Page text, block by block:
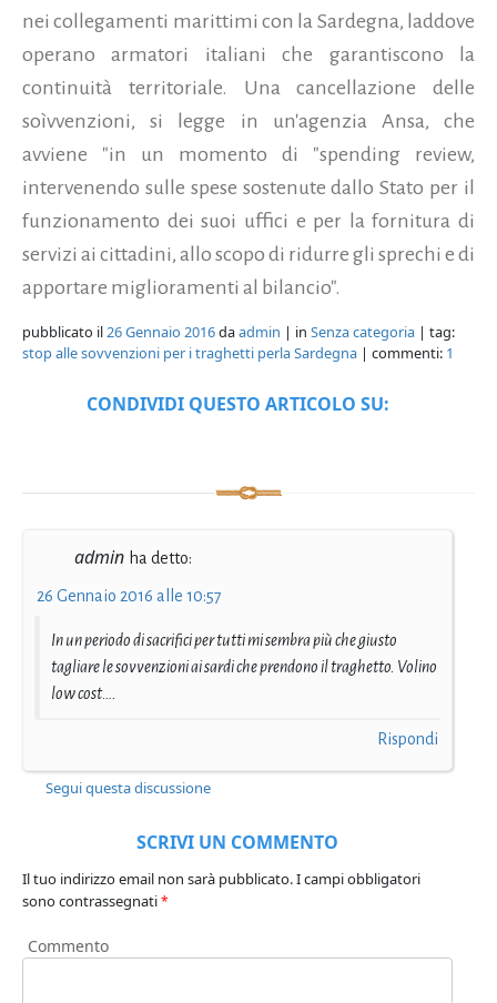
nei collegamenti marittimi con la Sardegna, laddove
operano armatori italiani che garantiscono la
continuità territoriale. Una cancellazione delle
soìvvenzioni, si legge in un'agenzia Ansa, che
avviene "in un momento di "spending review,
intervenendo sulle spese sostenute dallo Stato per il
funzionamento dei suoi uffici e per la fornitura di
servizi ai cittadini, allo scopo di ridurre gli sprechi e di
apportare miglioramenti al bilancio".
pubblicato il26 Gennaio 2016daadmin | in Senza categoria | tag:
stop alle sovvenzioni per i traghetti perla Sardegna | commenti: 1
CONDIVIDI QUESTO ARTICOLO SU:
admin ha detto:
26 Gennaio 2016 alle 10:57
In un periodo di sacrifici per tutti mi sembra più che giusto
tagliare le sovvenzioni ai sardi che prendono il traghetto. Volino
low cost….
Rispondi
Segui questa discussione
SCRIVI UN COMMENTO
Il tuo indirizzo email non sarà pubblicato.I campi obbligatori
sono contrassegnati*
Commento